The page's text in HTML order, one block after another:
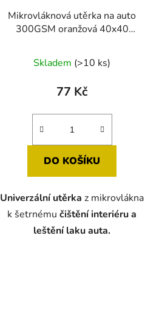
Mikrovláknová utěrka na auto
300GSM oranžová 40x40
hodnocení
produktu
5,0
z
hvězdiček.
Skladem (>10 ks)
77 Kč
DO KOŠÍKU
Univerzální utěrka z mikrovlákna
k šetrnémučištění interiéru a
leštění laku auta.